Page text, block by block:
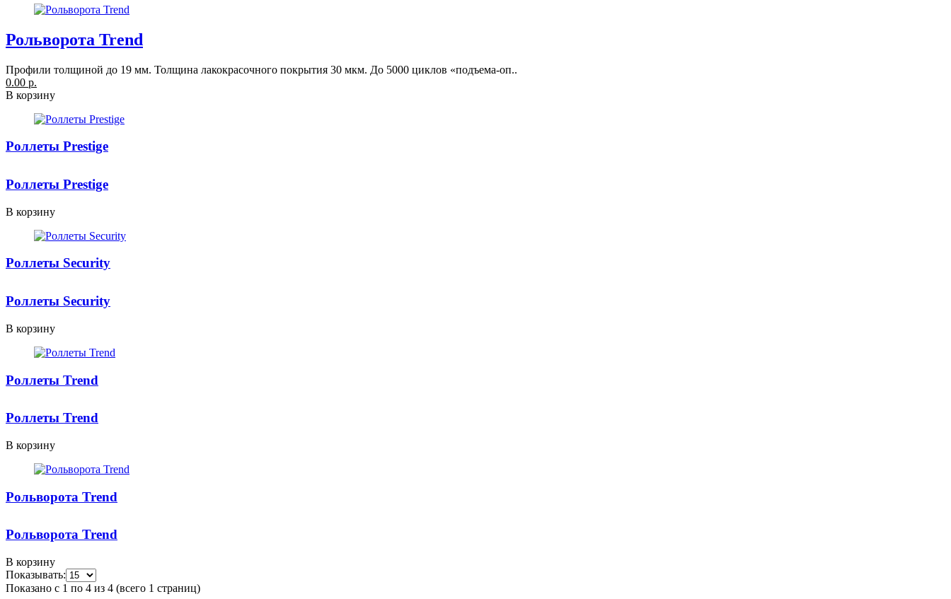
Рольворота Trend
Профили толщиной до 19 мм. Толщина лакокрасочного покрытия 30 мкм. До 5000 циклов «подъема-оп..
0.00 р.
В корзину
Роллеты Prestige
Роллеты Prestige
В корзину
Роллеты Security
Роллеты Security
В корзину
Роллеты Trend
Роллеты Trend
В корзину
Рольворота Trend
Рольворота Trend
В корзину
Показывать:
Показано с 1 по 4 из 4 (всего 1 страниц)